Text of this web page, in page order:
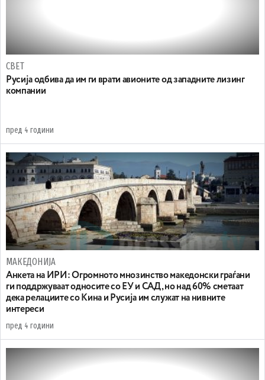
СВЕТ
Русија одбива да им ги врати авионите од западните лизинг
компании
пред 4 години
МАКЕДОНИЈА
Анкета на ИРИ: Огромното мнозинство македонски граѓани
ги поддржуваат односите со ЕУ и САД, но над 60% сметаат
дека релациите со Кина и Русија им служат на нивните
интереси
пред 4 години